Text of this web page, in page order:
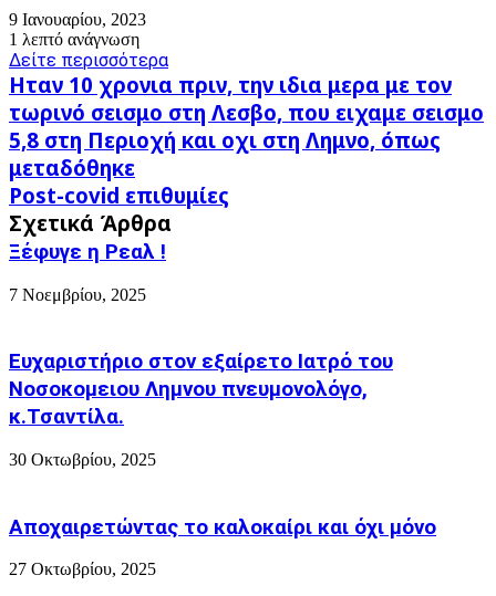
9 Ιανουαρίου, 2023
1 λεπτό ανάγνωση
Δείτε περισσότερα
Ηταν
10
χρονια
πριν,
την
ιδια
μερα
με
τον
τωρινό
σεισμο
που
ειχαμε
σεισμο
5,8
Περιοχή
στη
Λημνο,
όπως
μεταδόθηκε
Ηταν 10 χρονια πριν, την ιδια μερα με τον
τωρινό σεισμο στη Λεσβο, που ειχαμε σεισμο
5,8 στη Περιοχή και οχι στη Λημνο, όπως
μεταδόθηκε
Post-
covid
επιθυμίες
Post-covid επιθυμίες
Σχετικά Άρθρα
Ξέφυγε η Ρεαλ !
7 Νοεμβρίου, 2025
Ευχαριστήριο στον εξαίρετο Ιατρό του
Νοσοκομειου Λημνου πνευμονολόγο,
κ.Τσαντίλα.
30 Οκτωβρίου, 2025
Αποχαιρετώντας το καλοκαίρι και όχι μόνο
27 Οκτωβρίου, 2025